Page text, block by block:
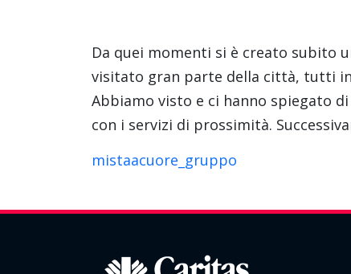
Da quei momenti si è creato subito
visitato gran parte della città, tutti
Abbiamo visto e ci hanno spiegato
con i servizi di prossimità.
mistaacuore_gruppo